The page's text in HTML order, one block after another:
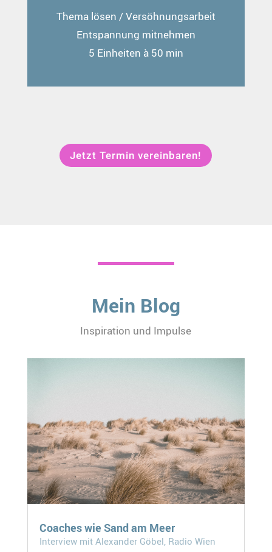
Thema lösen / Versöhnungsarbeit
Entspannung mitnehmen
5 Einheiten à 50 min
Jetzt Termin vereinbaren!
Mein Blog
Inspiration und Impulse
Coaches wie Sand am Meer
Interview mit Alexander Göbel, Radio Wien